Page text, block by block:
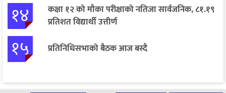
१४
कक्षा १२ को मौका परीक्षाको नतिजा सार्वजनिक, ८१.१९
प्रतिशत विद्यार्थी उत्तीर्ण
१५ प्रतिनिधिसभाको बैठक आज बस्दै